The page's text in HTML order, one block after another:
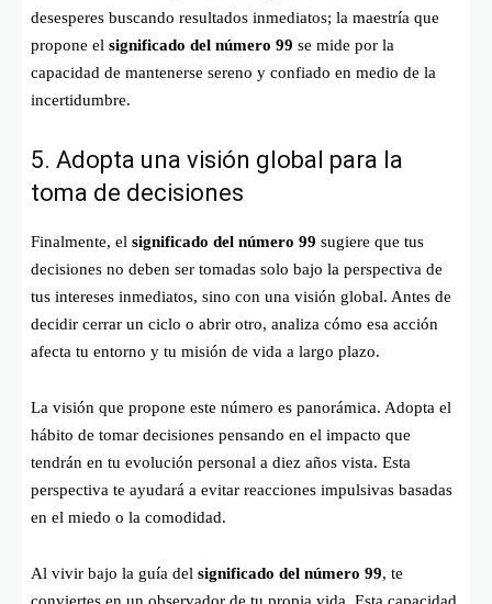
desesperes buscando resultados inmediatos; la maestría que
propone el significado del número 99 se mide por la
capacidad de mantenerse sereno y confiado en medio de la
incertidumbre.
5. Adopta una visión global para la
toma de decisiones
Finalmente, el significado del número 99 sugiere que tus
decisiones no deben ser tomadas solo bajo la perspectiva de
tus intereses inmediatos, sino con una visión global. Antes de
decidir cerrar un ciclo o abrir otro, analiza cómo esa acción
afecta tu entorno y tu misión de vida a largo plazo.
La visión que propone este número es panorámica. Adopta el
hábito de tomar decisiones pensando en el impacto que
tendrán en tu evolución personal a diez años vista. Esta
perspectiva te ayudará a evitar reacciones impulsivas basadas
en el miedo o la comodidad.
Al vivir bajo la guía del significado del número 99, te
conviertes en un observador de tu propia vida. Esta capacidad